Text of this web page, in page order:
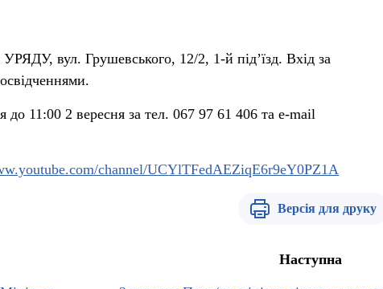
вул. Грушевського, 12/2, 1-й під’їзд. Вхід за
до 11:00 2 вересня за тел. 067 97 61 406 та e-mail
channel/UCYlTFedAEZiqE6r9eY0PZ1A
Версія для друку
Наступна